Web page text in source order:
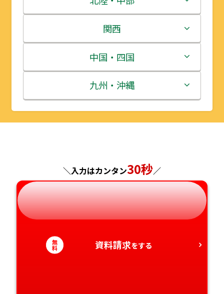
岩手県
宮城県
秋田県
山形県
栃木県
群馬県
埼玉県
千葉県
神奈川県
新潟県
富山県
石川県
福井県
長野県
岐阜県
静岡県
愛知県
関西
三重県
滋賀県
京都府
兵庫県
奈良県
和歌山県
中国・四国
鳥取県
島根県
広島県
山口県
徳島県
香川県
九州・沖縄
福岡県
長崎県
熊本県
大分県
宮崎県
＼入力はカンタン30秒／
無
料 資料請求をする